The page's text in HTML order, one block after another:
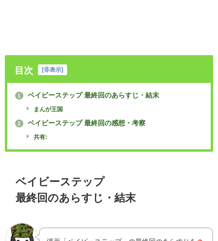
目次 [非表示]
1 ベイビーステップ 最終回のあらすじ・結末
まんが王国
2 ベイビーステップ 最終回の感想・考察
共有:
ベイビーステップ
最終回のあらすじ・結末